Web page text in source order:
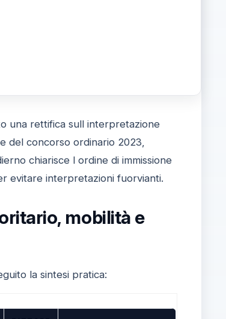
una rettifica sull interpretazione
del concorso ordinario 2023,
chiarisce l ordine di immissione
evitare interpretazioni fuorvianti.
mobilità e
la sintesi pratica: